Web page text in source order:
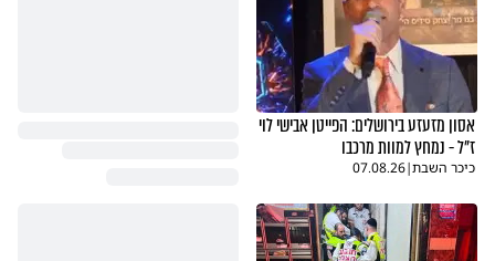
אסון מזעזע בירושלים: הפייטן אבישי לוי
ז"ל - נמחץ למוות מרכבו
כיכר השבת|
07.08.26